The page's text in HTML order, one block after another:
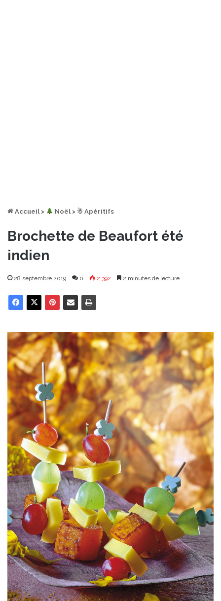
Accueil > ︎ Noël > ☃ Apéritifs
Brochette de Beaufort été
indien
28 septembre 2019 0 2 392 2 minutes de lecture